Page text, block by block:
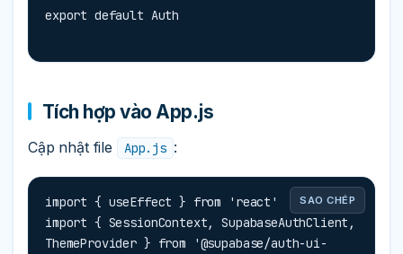
export default Auth
Tích hợp vào App.js
Cập nhật file App.js :
SAO CHÉP
import { useEffect } from 'react'
import { SessionContext, SupabaseAuthClient,
ThemeProvider } from '@supabase/auth-ui-